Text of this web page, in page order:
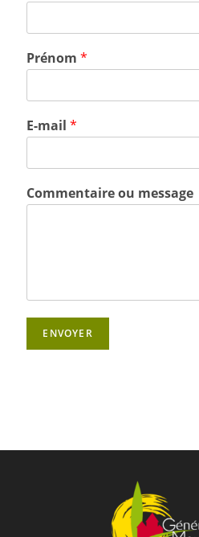
Prénom*
E-mail*
Commentaire ou message
ENVOYER